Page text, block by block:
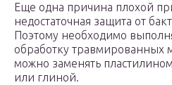
Еще одна причина плохой
недостаточная защита от
Поэтому необходимо
обработку травмированных
можно заменять
или глиной.